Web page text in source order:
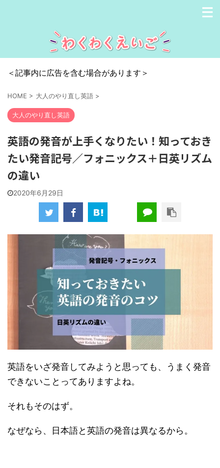
＜記事内に広告を含む場合があります＞
HOME > 大人のやり直し英語 >
大人のやり直し英語
英語の発音が上手くなりたい！知っておき
たい発音記号／フォニックス＋日英リズム
の違い
2020年6月29日
英語をいざ発音してみようと思っても、うまく発音
できないことってありますよね。
それもそのはず。
なぜなら、日本語と英語の発音は異なるから。